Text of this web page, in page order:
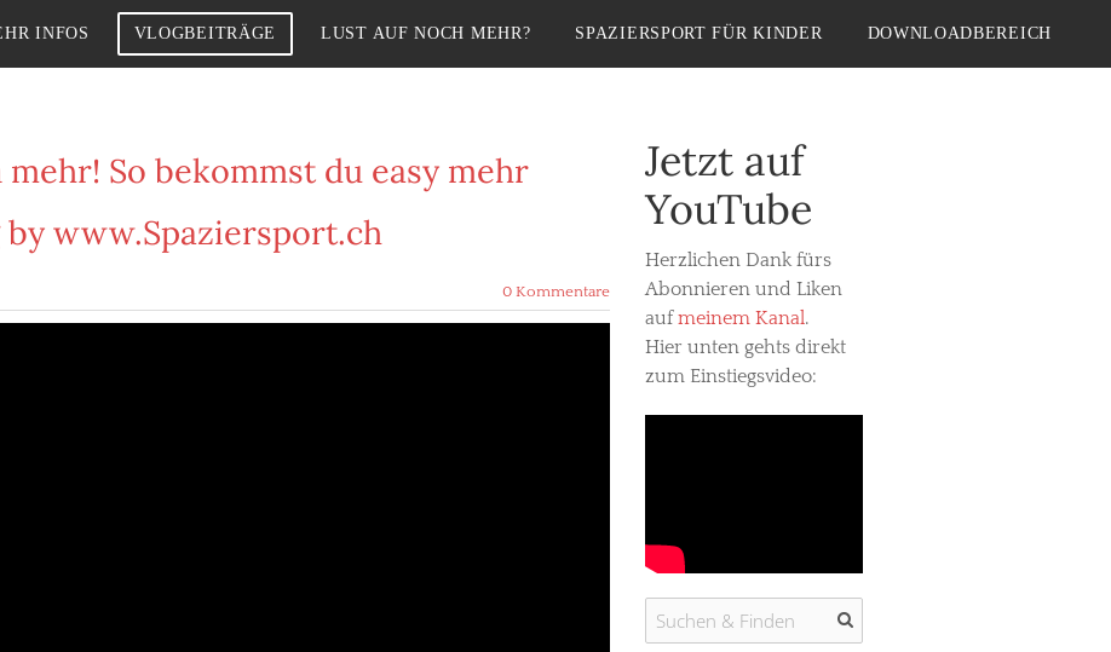
INFOS VLOGBEITRÄGE LUST AUF NOCH MEHR? SPAZIERSPORT FÜR KINDER DOWNLOADBEREICH
mehr! So bekommst du easy mehr
www.Spaziersport.ch
0 Kommentare
Jetzt auf
YouTube
Herzlichen Dank fürs
Abonnieren und Liken
auf meinem Kanal.
Hier unten gehts direkt
zum Einstiegsvideo: